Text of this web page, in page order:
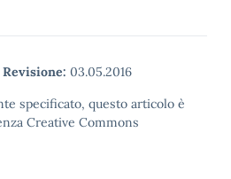
Revisione: 03.05.2016
specificato, questo articolo è
Creative Commons